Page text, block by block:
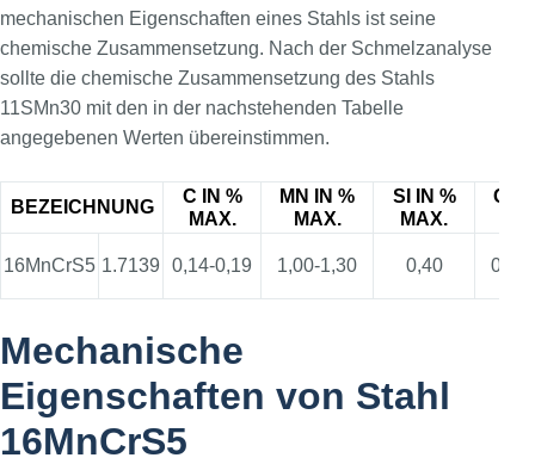
mechanischen Eigenschaften eines Stahls ist seine
chemische Zusammensetzung. Nach der Schmelzanalyse
sollte die chemische Zusammensetzung des Stahls
11SMn30 mit den in der nachstehenden Tabelle
angegebenen Werten übereinstimmen.
BEZEICHNUNG
C IN %
MAX.
MN IN %
MAX.
SI IN %
MAX.
CR
16MnCrS5 1.7139 0,14-0,19 1,00-1,30 0,40
Mechanische
Eigenschaften von Stahl
16MnCrS5